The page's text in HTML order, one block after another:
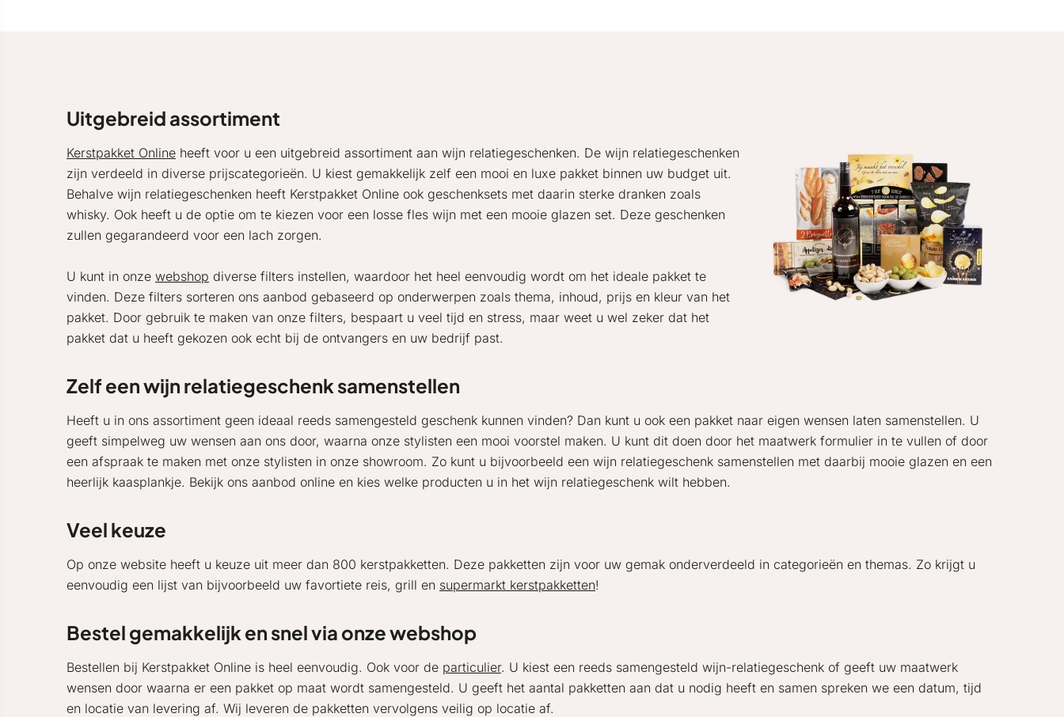
Uitgebreid assortiment
Kerstpakket Online heeft voor u een uitgebreid assortiment aan wijn relatiegeschenken. De wijn relatiegeschenken
zijn verdeeld in diverse prijscategorieën. U kiest gemakkelijk zelf een mooi en luxe pakket binnen uw budget uit.
Behalve wijn relatiegeschenken heeft Kerstpakket Online ook geschenksets met daarin sterke dranken zoals
whisky. Ook heeft u de optie om te kiezen voor een losse fles wijn met een mooie glazen set. Deze geschenken
zullen gegarandeerd voor een lach zorgen.
U kunt in onze webshop diverse filters instellen, waardoor het heel eenvoudig wordt om het ideale pakket te
vinden. Deze filters sorteren ons aanbod gebaseerd op onderwerpen zoals thema, inhoud, prijs en kleur van het
pakket. Door gebruik te maken van onze filters, bespaart u veel tijd en stress, maar weet u wel zeker dat het
pakket dat u heeft gekozen ook echt bij de ontvangers en uw bedrijf past.
Zelf een wijn relatiegeschenk samenstellen
Heeft u in ons assortiment geen ideaal reeds samengesteld geschenk kunnen vinden? Dan kunt u ook een pakket naar eigen wensen laten samenstellen. U
geeft simpelweg uw wensen aan ons door, waarna onze stylisten een mooi voorstel maken. U kunt dit doen door het maatwerk formulier in te vullen of door
een afspraak te maken met onze stylisten in onze showroom. Zo kunt u bijvoorbeeld een wijn relatiegeschenk samenstellen met daarbij mooie glazen en een
heerlijk kaasplankje. Bekijk ons aanbod online en kies welke producten u in het wijn relatiegeschenk wilt hebben.
Veel keuze
Op onze website heeft u keuze uit meer dan 800 kerstpakketten. Deze pakketten zijn voor uw gemak onderverdeeld in categorieën en themas. Zo krijgt u
eenvoudig een lijst van bijvoorbeeld uw favortiete reis, grill en supermarkt kerstpakketten!
Bestel gemakkelijk en snel via onze webshop
Bestellen bij Kerstpakket Online is heel eenvoudig. Ook voor de particulier. U kiest een reeds samengesteld wijn-relatiegeschenk of geeft uw maatwerk
wensen door waarna er een pakket op maat wordt samengesteld. U geeft het aantal pakketten aan dat u nodig heeft en samen spreken we een datum, tijd
en locatie van levering af. Wij leveren de pakketten vervolgens veilig op locatie af.